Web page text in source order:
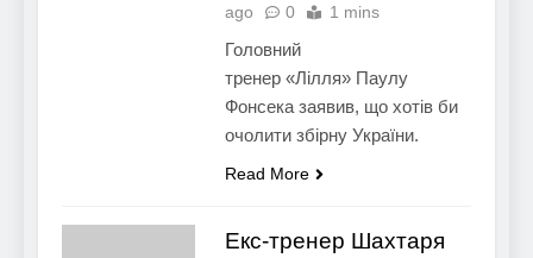
ago
0 1 mins
Головний
тренер «Лілля» Паулу
Фонсека заявив, що хотів би
очолити збірну України.
Read More
Екс-тренер Шахтаря